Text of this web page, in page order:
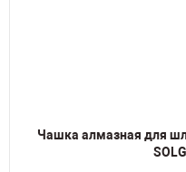
Чашка алмазная для